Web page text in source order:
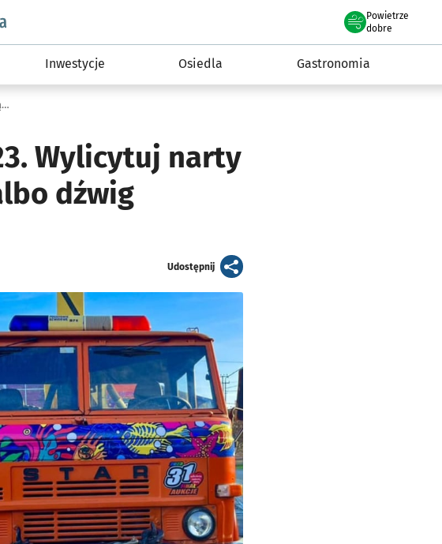
Dla mieszkańca
Powietrze
we Wrocławiu
dobre
Inwestycje Osiedla Gastronomia
Najciekawsze aukcje WOŚP 2023. Wylicytuj narty Makłowicza, mecz Igi Świątek albo dźwig wrocławskiego MPK
Wylicytuj narty
dźwig
Udostępnijartykuł